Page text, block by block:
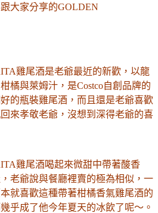
大家分享的GOLDEN
雞尾酒是老爺最近的新歡，以龍
橘與萊姆汁，是Costco自創品牌的
的瓶裝雞尾酒，而且還是老爺喜歡
來孝敬老爺，沒想到深得老爺的喜
雞尾酒喝起來微甜中帶著酸香
老爺說與餐廳裡賣的極為相似，一
就喜歡這種帶著柑橘香氣雞尾酒的
乎成了他今年夏天的冰飲了呢～。